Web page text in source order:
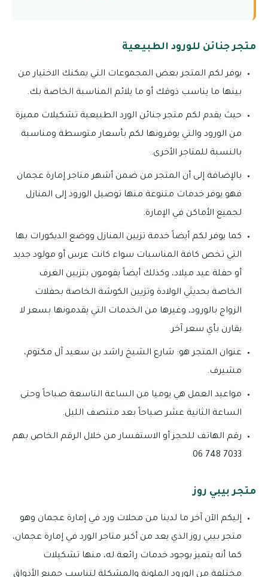
متجر جنائن للورود الطبيعية
يوفر لكم المتجر بعض المجموعات التي يمكنك الاختيار من
بينها ما يناسب ذوقك أو ما يلائم المناسبة الخاصة بك.
حيث يقدم لكم متجر جنائن الورد الطبيعية تشكيلات مميزة
من الورود والتي يوفرونها لكم بأسعار متوسطة ومناسبة
بالنسبة للمتاجر الأخرى.
بالإضافة إلى أن المتجر من ضمن أشهر متاجر إمارة عجمان
فهو يوفر خدمات متنوعة منها توصيل الورود إلى المنازل
لجميع الأماكن في الإمارة.
كما يوفر لكم أيضاً خدمة تزيين المنازل ووضع الديكورات بها
التي تخص كافة المناسبات سواء كانت عرس أو مولود جديد
أو حفلة عيد ميلاد، وكذلك أيضاً يقومون بتزيين الغرف
الخاصة بحديثي الولادة وتزيين الكوشة الخاصة بحفلات
الزواج بالورود، وغيرها من الخدمات التي يقدمونها بسعر لا
يقارن بأي سعر آخر.
عنوان المتجر هو: شارع الشيخ راشد بن سعيد آل مكتوم،
مشيرف.
مواعيد العمل هي يوميا من الساعة التاسعة صباحاً وحتى
الساعة الثانية عشر صباحاً بعد منتصف الليل.
رقم الهاتف للحجز أو الاستفسار من خلال الرقم الخاص بهم
7033 748 06
متجر بيبي روز
إليكم الآن آخر ما لدينا من محلات ورد في إمارة عجمان وهو
متجر بيبي روز الذي يعد من أكبر متاجر الورد في إمارة عجمان،
كما أنه يتميز بوجود خدمات رائعة له، منها تشكيلات
مختلفة من الورود الملونة والمشكلة لتناسب جميع الأذواق